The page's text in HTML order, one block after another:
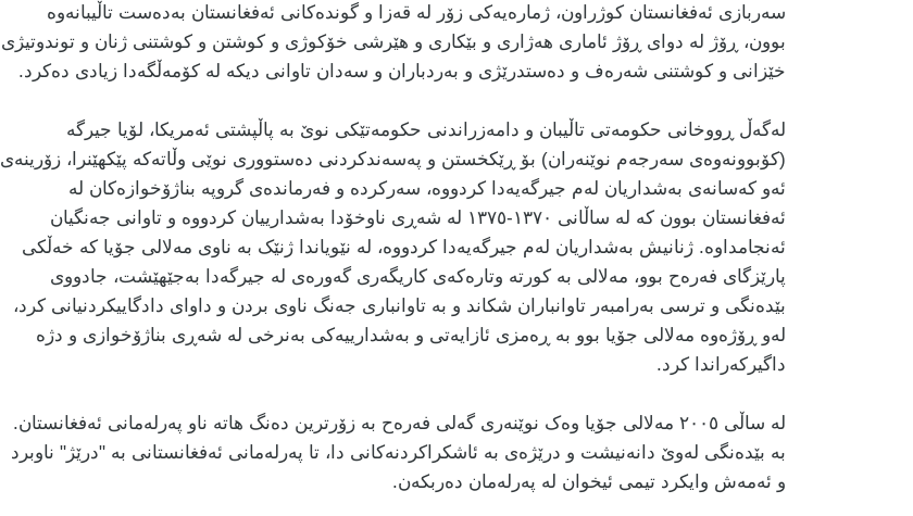
سەربازی ئەفغانستان کوژراون، ژمارەیەکی زۆر لە قەزا و گوندەکانی ئەفغانستان بەدەست تاڵیبانەوە
بوون، ڕۆژ لە دوای ڕۆژ ئاماری هەژاری و بێکاری و هێرشی خۆکوژی و کوشتن و کوشتنی ژنان و توندوتیژی
خێزانی و کوشتنی شەرەف و دەستدرێژی و بەردباران و سەدان تاوانی دیکە لە کۆمەڵگەدا زیادی دەکرد.
لەگەڵ ڕووخانی حکومەتی تاڵیبان و دامەزراندنی حکومەتێکی نوێ بە پاڵپشتی ئەمریکا، لۆیا جیرگە
(کۆبوونەوەی سەرجەم نوێنەران) بۆ ڕێکخستن و پەسەندکردنی دەستووری نوێی وڵاتەکە پێکهێنرا، زۆرینەی
ئەو کەسانەی بەشداریان لەم جیرگەیەدا کردووە، سەرکردە و فەرماندەی گروپە بناژۆخوازەکان لە
ئەفغانستان بوون کە لە ساڵانی ١٣٧٠-١٣٧٥ لە شەڕی ناوخۆدا بەشدارییان کردووە و تاوانی جەنگیان
ئەنجامداوە. ژنانیش بەشداریان لەم جیرگەیەدا کردووە، لە نێویاندا ژنێک بە ناوی مەلالی جۆیا کە خەڵکی
پارێزگای فەرەح بوو، مەلالی بە کورتە وتارەکەی کاریگەری گەورەی لە جیرگەدا بەجێهێشت، جادووی
بێدەنگی و ترسی بەرامبەر تاوانباران شکاند و بە تاوانباری جەنگ ناوی بردن و داوای دادگاییکردنیانی کرد،
لەو ڕۆژەوە مەلالی جۆیا بوو بە ڕەمزی ئازایەتی و بەشدارییەکی بەنرخی لە شەڕی بناژۆخوازی و دژە
داگیرکەراندا کرد.
لە ساڵی ٢٠٠٥ مەلالی جۆیا وەک نوێنەری گەلی فەرەح بە زۆرترین دەنگ هاتە ناو پەرلەمانی ئەفغانستان.
بە بێدەنگی لەوێ دانەنیشت و درێژەی بە ئاشکراکردنەکانی دا، تا پەرلەمانی ئەفغانستانی بە "درێژ" ناوبرد
و ئەمەش وایکرد تیمی ئیخوان لە پەرلەمان دەربکەن.